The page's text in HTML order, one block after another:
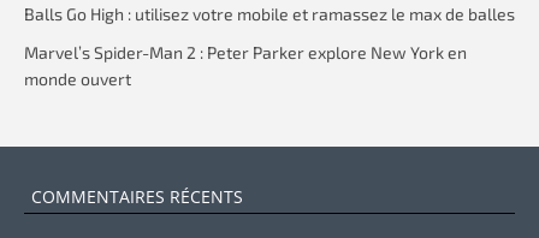
Balls Go High : utilisez votre mobile et ramassez le max de balles
Marvel’s Spider-Man 2 : Peter Parker explore New York en
monde ouvert
COMMENTAIRES RÉCENTS